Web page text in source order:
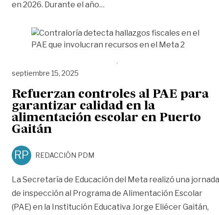
en 2026. Durante el año…
septiembre 15, 2025
Refuerzan controles al PAE para
garantizar calidad en la
alimentación escolar en Puerto
Gaitán
RP REDACCIÓN PDM
La Secretaría de Educación del Meta realizó una jornada
de inspección al Programa de Alimentación Escolar
(PAE) en la Institución Educativa Jorge Eliécer Gaitán,